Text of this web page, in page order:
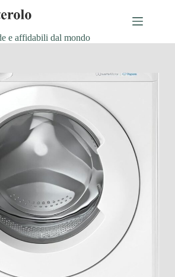
e affidabili dal mondo